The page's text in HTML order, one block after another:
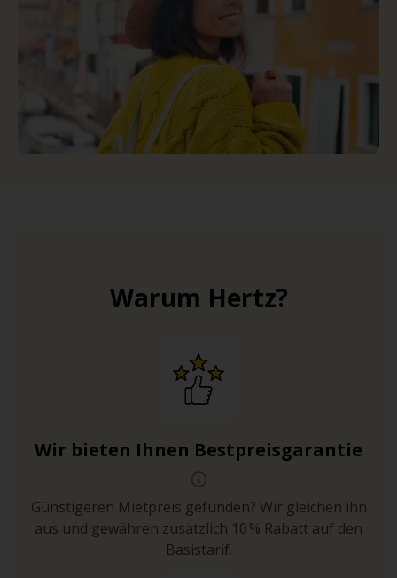
Warum Hertz?
Wir bieten Ihnen Bestpreisgarantie
Günstigeren Mietpreis gefunden? Wir gleichen ihn
aus und gewähren zusätzlich 10 % Rabatt auf den
Basistarif.